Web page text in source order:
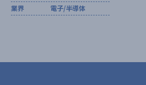
業界
電子/半導体